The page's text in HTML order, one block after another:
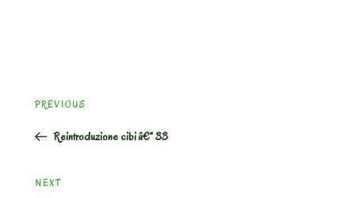
navigation
Previous
PREVIOUS
Reintroduzione cibi â€“ 33
Next
NEXT